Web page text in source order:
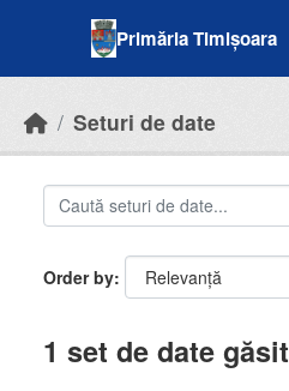
Primăria Timișoara
Seturi de date
Order by
1 set de date găsit